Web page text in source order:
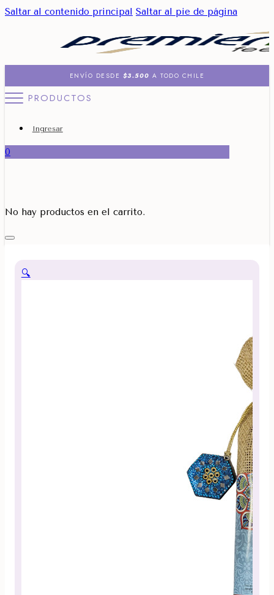
Saltar al contenido principal Saltar al pie de página
ENVÍO DESDE $3.500 A TODO CHILE
PRODUCTOS
Ingresar
0
No hay productos en el carrito.
🔍